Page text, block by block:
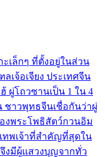
ะเล็กๆ ที่ตั้งอยู่ในส่วน
เจ้อเจียง ประเทศจีน
ผู่โถวซานเป็น 1 ใน 4
าวพุทธจีนเชื่อกันว่าผู่
งพระโพธิสัตว์กวนอิม
ทพเจ้าที่สำคัญที่สุดใน
งมีผู้แสวงบุญจากทั่ว